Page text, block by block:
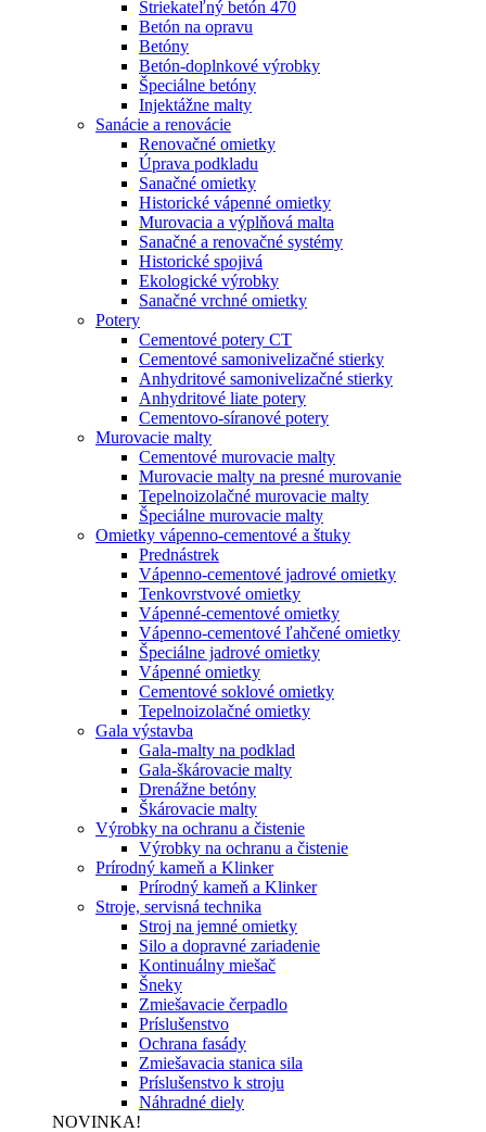
Striekateľný betón 470
Betón na opravu
Betóny
Betón-doplnkové výrobky
Špeciálne betóny
Injektážne malty
Sanácie a renovácie
Renovačné omietky
Úprava podkladu
Sanačné omietky
Historické vápenné omietky
Murovacia a výplňová malta
Sanačné a renovačné systémy
Historické spojivá
Ekologické výrobky
Sanačné vrchné omietky
Potery
Cementové potery CT
Cementové samonivelizačné stierky
Anhydritové samonivelizačné stierky
Anhydritové liate potery
Cementovo-síranové potery
Murovacie malty
Cementové murovacie malty
Murovacie malty na presné murovanie
Tepelnoizolačné murovacie malty
Špeciálne murovacie malty
Omietky vápenno-cementové a štuky
Prednástrek
Vápenno-cementové jadrové omietky
Tenkovrstvové omietky
Vápenné-cementové omietky
Vápenno-cementové ľahčené omietky
Špeciálne jadrové omietky
Vápenné omietky
Cementové soklové omietky
Tepelnoizolačné omietky
Gala výstavba
Gala-malty na podklad
Gala-škárovacie malty
Drenážne betóny
Škárovacie malty
Výrobky na ochranu a čistenie
Výrobky na ochranu a čistenie
Prírodný kameň a Klinker
Prírodný kameň a Klinker
Stroje, servisná technika
Stroj na jemné omietky
Silo a dopravné zariadenie
Kontinuálny miešač
Šneky
Zmiešavacie čerpadlo
Príslušenstvo
Ochrana fasády
Zmiešavacia stanica sila
Príslušenstvo k stroju
Náhradné diely
NOVINKA!